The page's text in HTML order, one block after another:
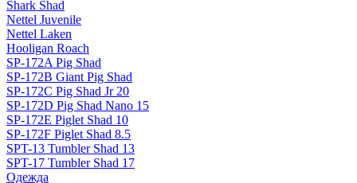
Shark Shad
Nettel Juvenile
Nettel Laken
Hooligan Roach
SP-172A Pig Shad
SP-172B Giant Pig Shad
SP-172C Pig Shad Jr 20
SP-172D Pig Shad Nano 15
SP-172E Piglet Shad 10
SP-172F Piglet Shad 8.5
SPT-13 Tumbler Shad 13
SPT-17 Tumbler Shad 17
Одежда